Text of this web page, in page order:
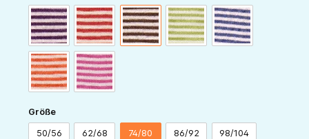
pflaume-naturrot-natur schoko-naturgrün-naturmarine-natur
orange-naturpink-natur
Größeauswählen
50/56 62/68 74/80 86/92 98/104